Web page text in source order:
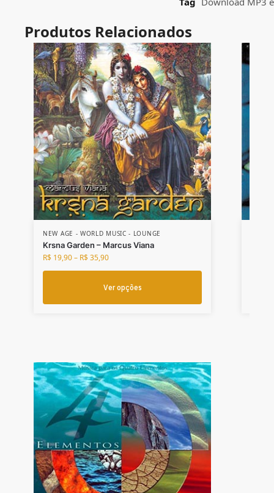
NEW AGE - WORLD MUSIC - LOUNGE
Krsna Garden – Marcus Viana
R$ 19,90– R$35,90
Ver opções